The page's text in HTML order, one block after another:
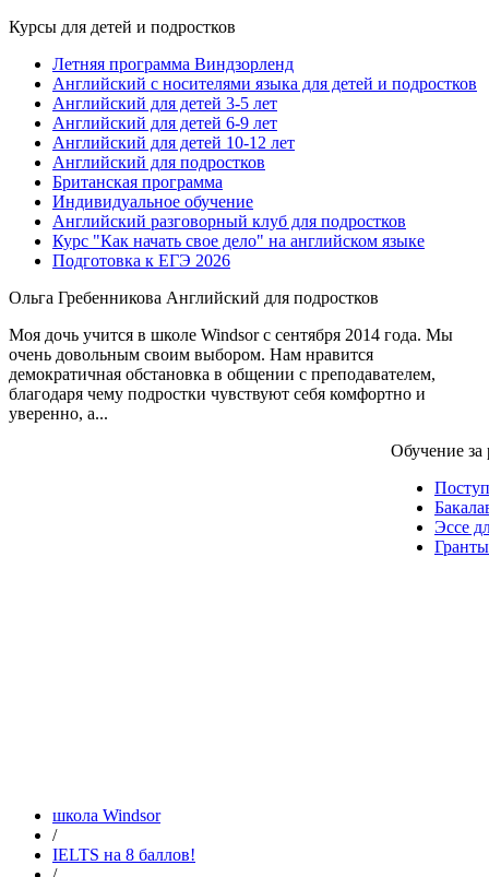
Курсы для детей и подростков
Летняя программа Виндзорленд
Английский с носителями языка для детей и подростков
Английский для детей 3-5 лет
Английский для детей 6-9 лет
Английский для детей 10-12 лет
Английский для подростков
Британская программа
Индивидуальное обучение
Английский разговорный клуб для подростков
Курс "Как начать свое дело" на английском языке
Подготовка к ЕГЭ 2026
Ольга Гребенникова Английский для подростков
Моя дочь учится в школе Windsor с сентября 2014 года. Мы
очень довольным своим выбором. Нам нравится
демократичная обстановка в общении с преподавателем,
благодаря чему подростки чувствуют себя комфортно и
уверенно, а...
Обучение
Эссе
школа Windsor
/
IELTS на 8 баллов!